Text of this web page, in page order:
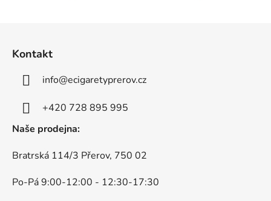
Kontakt
info@ecigaretyprerov.cz
+420 728 895 995
Naše prodejna:
Bratrská 114/3 Přerov, 750 02
Po-Pá 9:00-12:00 - 12:30-17:30